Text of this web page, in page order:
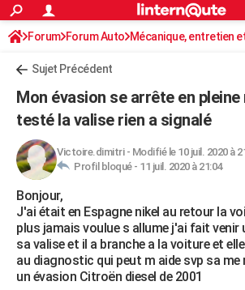
ACTUALITÉS
Politique
Société
Faits Divers
Education
Monde
Villes
+
Programme TV
TNTStreaming
Cinéma
Sorties cinéma
Musique
+FINANCE
Retraite
Impôts
Epargne
Immobilier
Risques naturels par ville
Banque
Assurance
Crédit
AUTO
Essais
Réserver un essai
Citadines
Berlines
SUV
Forum auto
HIGH-TECH
Mobiles
Meilleur smartphone
Internet
Ordinateurs
Jeux vidéo
Guide high-tech
+BRICOLAGE
Forum
Aménagement intérieur
Extérieur
Cuisine
Salle de bains
Jardinage
Rangement
WEEK-END
Guides de France
Escapades
Patrimoine
Expositions
Musées
Week-end nature
+LIFESTYLE
S'inscrire
Connexion
Forum Forum Auto Mécanique, entretien
Sujet Précédent
Mon évasion se arrête en
testé la valise rien a signalé
Victoire.dimitri- Modifié le 10 juil. 2020 à
Profil bloqué - 11 juil. 2020 à 21:04
Bonjour,
J'ai était en Espagne nikel au retour la
plus jamais voulue s allume j'ai fait venir
sa valise et il a branche a la voiture et
au diagnostic qui peut m aide svp sa me
un évasion Citroën diesel de 2001